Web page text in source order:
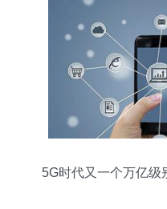
5G时代又一个万亿级